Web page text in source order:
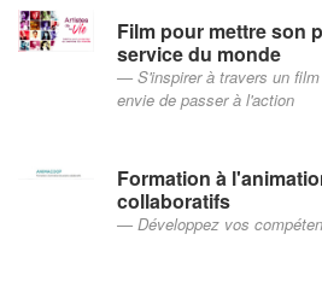
Film pour mettre son
service du monde
S'inspirer à travers un
envie de passer à l'action
Formation à
collaboratifs
Développez vos